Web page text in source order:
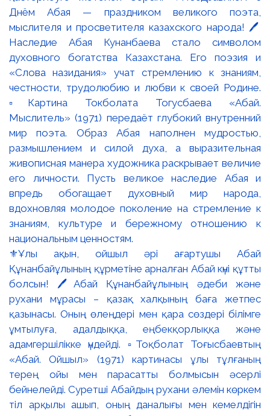
⚜️Ұлы ақын, ойшыл әрі ағартушы Абай
Құнанбайұлының құрметіне арналған Абай күні құтты
болсын! 🖊️Абай Құнанбайұлының әдеби және
рухани мұрасы – қазақ халқының баға жетпес
қазынасы. Оның өлеңдері мен қара сөздері білімге
ұмтылуға, адалдыққа, еңбекқорлыққа және
адамгершілікке үндейді. ▫️Тоқболат Тоғысбаевтың
«Абай. Ойшыл» (1971) картинасы ұлы тұлғаның
терең ойы мен парасатты болмысын әсерлі
бейнелейді. Суретші Абайдың рухани әлемін көркем
тіл арқылы ашып, оның даналығы мен кемелдігін